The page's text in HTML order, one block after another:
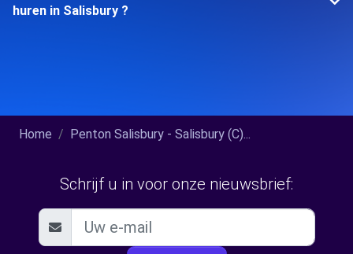
huren in Salisbury ?
Home Penton Salisbury - Salisbury (C)...
Schrijf u in voor onze nieuwsbrief: